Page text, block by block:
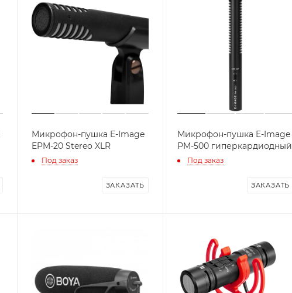
Микрофон-пушка E-Image
EPM-20 Stereo XLR
Под заказ
ЗАКАЗАТЬ
Микрофон-пушка E-Image
PM-500 гиперкардиодный
Под заказ
ЗАКАЗАТЬ